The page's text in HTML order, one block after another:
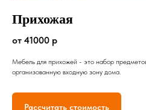
Прихожая
от 41000 р
Мебель для прихожей - это набор
организованную входную зону дома.
Рассчитать стоимость